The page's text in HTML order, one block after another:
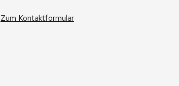
Zum Kontaktformular